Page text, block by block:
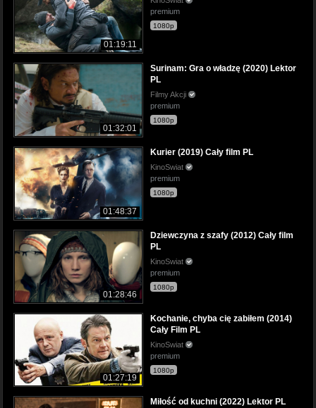
01:19:11
premium
1080p
01:32:01
Surinam: Gra o władzę (2020) Lektor
PL
Filmy Akcji
premium
1080p
01:48:37
Kurier (2019) Cały film PL
KinoSwiat
premium
1080p
01:28:46
Dziewczyna z szafy (2012) Cały film
PL
KinoSwiat
premium
1080p
01:27:19
Kochanie, chyba cię zabiłem (2014)
Cały Film PL
KinoSwiat
premium
1080p
Miłość od kuchni (2022) Lektor PL